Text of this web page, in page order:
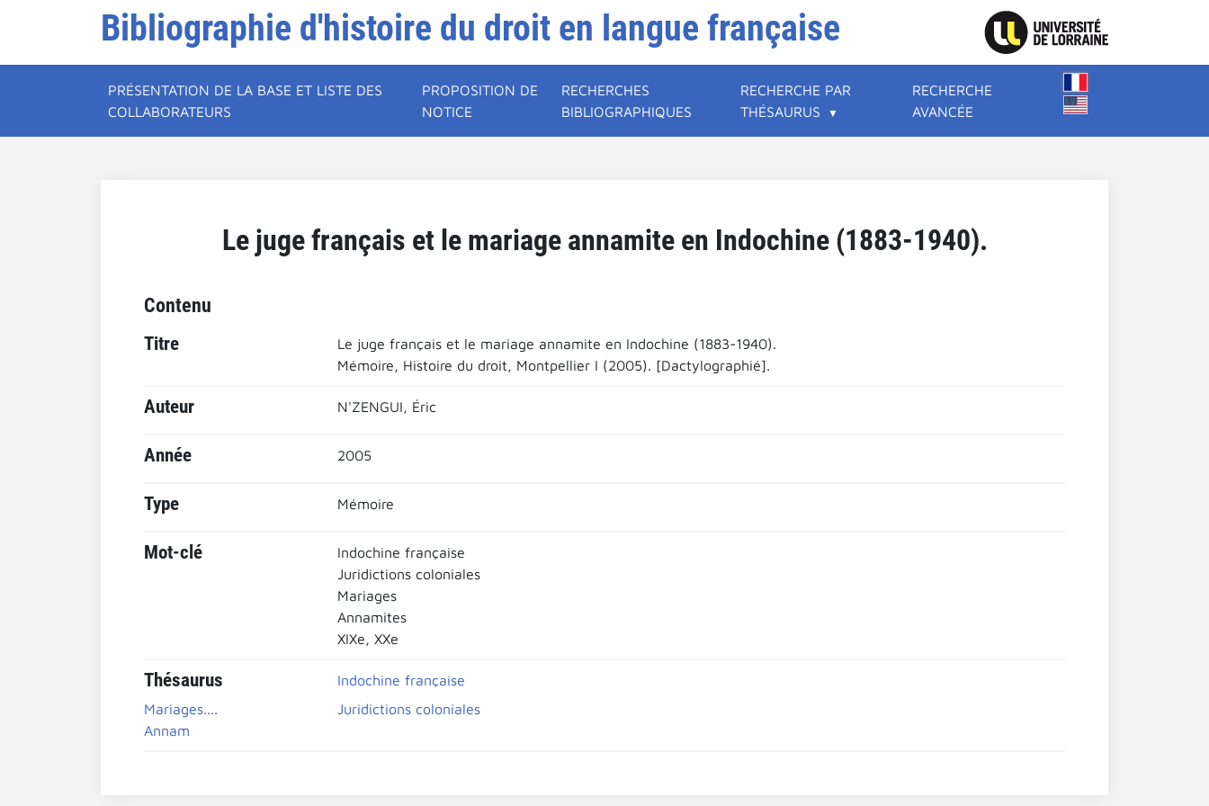
Bibliographie d'histoire du droit en langue française
PRÉSENTATION DE LA BASE ET LISTE DES
COLLABORATEURS
PROPOSITION DE
NOTICE
RECHERCHES
BIBLIOGRAPHIQUES
RECHERCHE PAR
THÉSAURUS
RECHERCHE
AVANCÉE
Le juge français et le mariage annamite en Indochine (1883-1940).
Contenu
Titre
Le juge français et le mariage annamite en Indochine (1883-1940).
Mémoire, Histoire du droit, Montpellier I (2005). [Dactylographié].
Auteur N'ZENGUI, Éric
Année 2005
Type Mémoire
Mot-clé
Indochine française
Juridictions coloniales
Mariages
Annamites
XIXe, XXe
Thésaurus
Indochine française
Mariages....
Juridictions coloniales
Annam